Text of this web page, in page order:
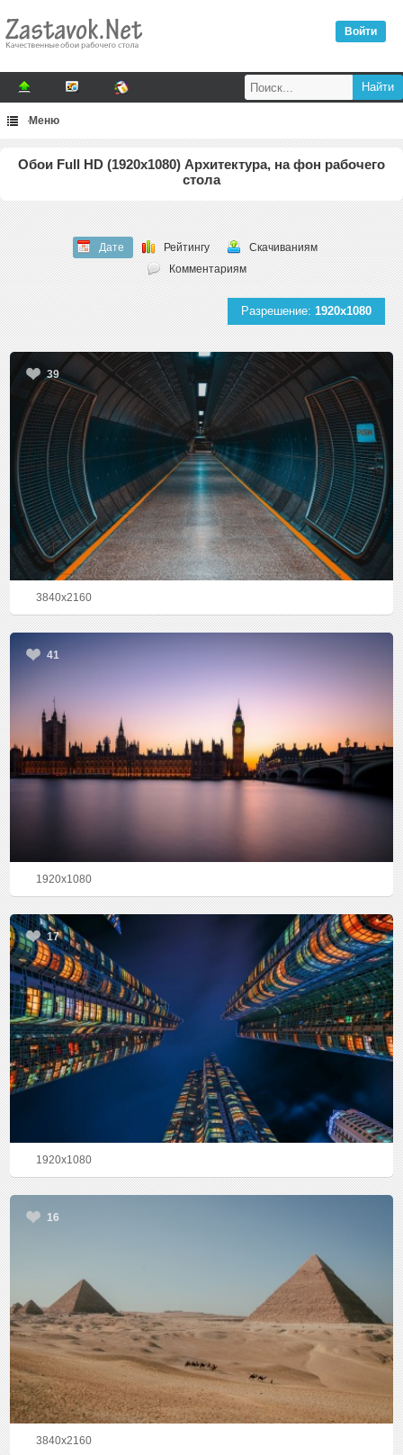
Войти
Меню
Обои Full HD (1920x1080) Архитектура, на фон рабочего
стола
Дате Рейтингу
Скачиваниям
Комментариям
Разрешение: 1920x1080
39
3840x2160
41
1920x1080
17
1920x1080
16
3840x2160